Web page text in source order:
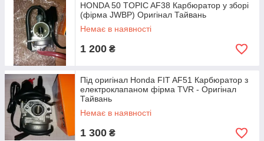
HONDA 50 TOPIC AF38 Карбюратор у зборі
(фірма JWBP) Оригінал Тайвань
Немає в наявності
1 200 ₴
Під оригінал Honda FIT AF51 Карбюратор з
електроклапаном фірма TVR - Оригінал
Тайвань
Немає в наявності
1 300 ₴